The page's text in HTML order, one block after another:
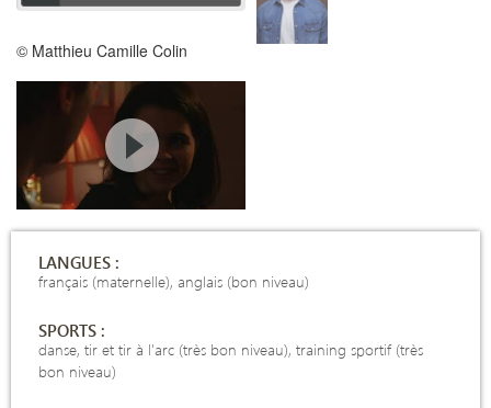
© Matthieu Camille Colin
LANGUES :
français (maternelle), anglais (bon niveau)
SPORTS :
danse, tir et tir à l'arc (très bon niveau), training sportif (très
bon niveau)